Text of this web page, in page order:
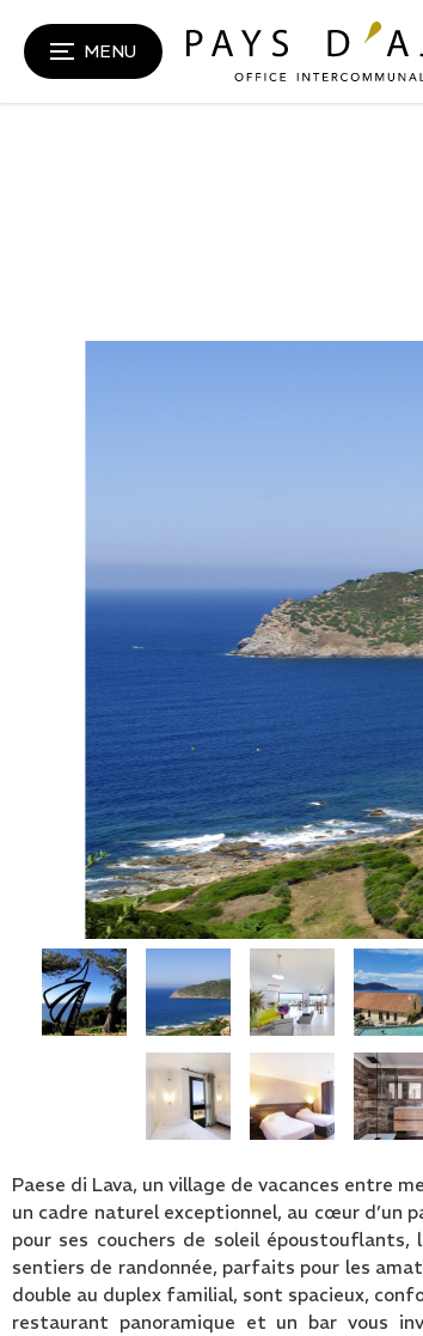
MENU
Paese di Lava, un village de vacances entre
un cadre naturel exceptionnel, au cœur d’un
pour ses couchers de soleil
sentiers de randonnée, parfaits pour les
double au duplex familial, sont spacieux,
restaurant panoramique et un bar vous